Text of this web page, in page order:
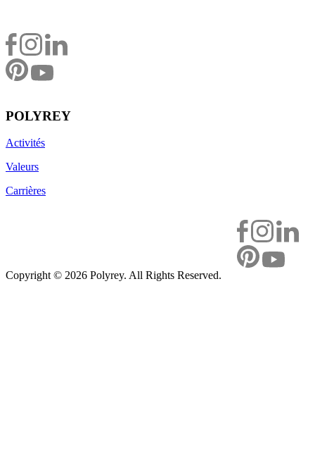
POLYREY
Activités
Valeurs
Carrières
Copyright © 2026 Polyrey. All Rights Reserved.